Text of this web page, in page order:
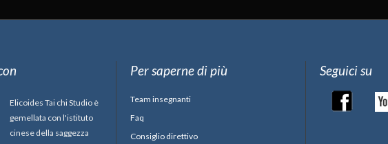
Elicoides Tai chi Studio è
gemellata con l'istituto
cinese della saggezza
Per saperne di più
Team insegnanti
Faq
Consiglio direttivo
Seguici su